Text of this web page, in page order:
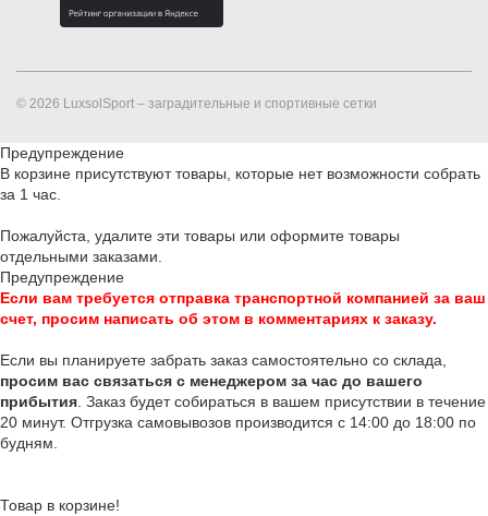
© 2026 LuxsolSport – заградительные и спортивные сетки
Предупреждение
В корзине присутствуют товары, которые нет возможности собрать
за 1 час.
Пожалуйста, удалите эти товары или оформите товары
отдельными заказами.
Предупреждение
Если вам требуется отправка транспортной компанией за ваш
счет, просим написать об этом в комментариях к заказу.
Если вы планируете забрать заказ самостоятельно со склада,
просим вас связаться с менеджером за час до вашего
прибытия . Заказ будет собираться в вашем присутствии в течение
20 минут. Отгрузка самовывозов производится с 14:00 до 18:00 по
будням.
Товар в корзине!